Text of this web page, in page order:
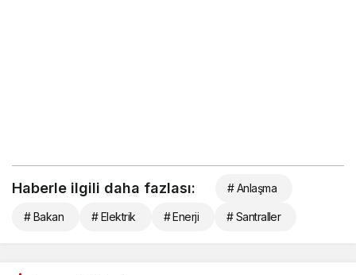
Haberle ilgili daha fazlası: # Anlaşma
# Bakan # Elektrik # Enerji # Santraller